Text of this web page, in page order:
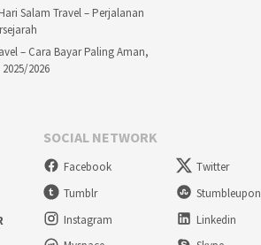
Salam Travel – Perjalanan
– Cara Bayar Paling Aman,
2026
SOCIAL NETWORK
Facebook Twitter
Tumblr
Stumbleupon
Instagram
Linkedin